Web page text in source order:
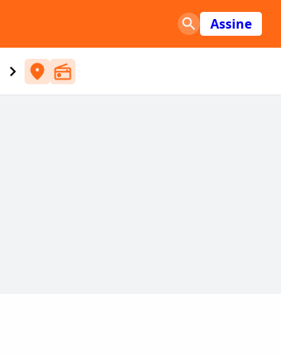
Assine
Entretenimento